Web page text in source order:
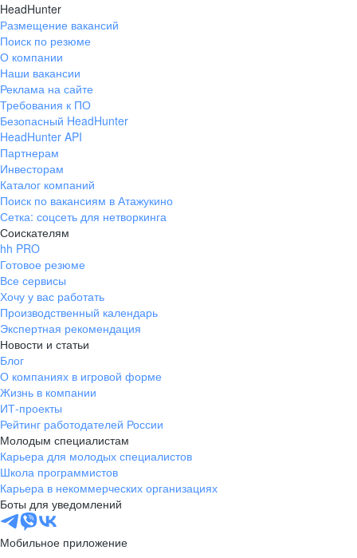
HeadHunter
Размещение вакансий
Поиск по резюме
О компании
Наши вакансии
Реклама на сайте
Требования к ПО
Безопасный HeadHunter
HeadHunter API
Партнерам
Инвесторам
Каталог компаний
Поиск по вакансиям в Атажукино
Сетка: соцсеть для нетворкинга
Соискателям
hh PRO
Готовое резюме
Все сервисы
Хочу у вас работать
Производственный календарь
Экспертная рекомендация
Новости и статьи
Блог
О компаниях в игровой форме
Жизнь в компании
ИТ-проекты
Рейтинг работодателей России
Молодым специалистам
Карьера для молодых специалистов
Школа программистов
Карьера в некоммерческих организациях
Боты для уведомлений
Мобильное приложение